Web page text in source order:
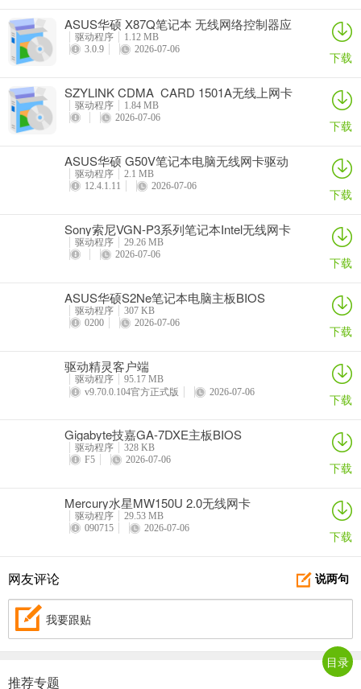
ASUS华硕 X87Q笔记本 无线网络控制器应
用程序
驱动程序
1.12 MB
3.0.9
2026-07-06 下载
SZYLINK CDMA_CARD 1501A无线上网卡
驱动程序
1.84 MB
2026-07-06
下载
ASUS华硕 G50V笔记本电脑无线网卡驱动
驱动程序
2.1 MB
12.4.1.11
2026-07-06 下载
Sony索尼VGN-P3系列笔记本Intel无线网卡
驱动
驱动程序
29.26 MB
2026-07-06
下载
ASUS华硕S2Ne笔记本电脑主板BIOS
驱动程序
307 KB
0200
2026-07-06 下载
驱动精灵客户端
驱动程序
95.17 MB
v9.70.0.104官方正式版
2026-07-06 下载
Gigabyte技嘉GA-7DXE主板BIOS
驱动程序
328 KB
F5
2026-07-06 下载
Mercury水星MW150U 2.0无线网卡
驱动程序
29.53 MB
090715
2026-07-06 下载
说两句
网友评论
我要跟贴
推荐专题
目录